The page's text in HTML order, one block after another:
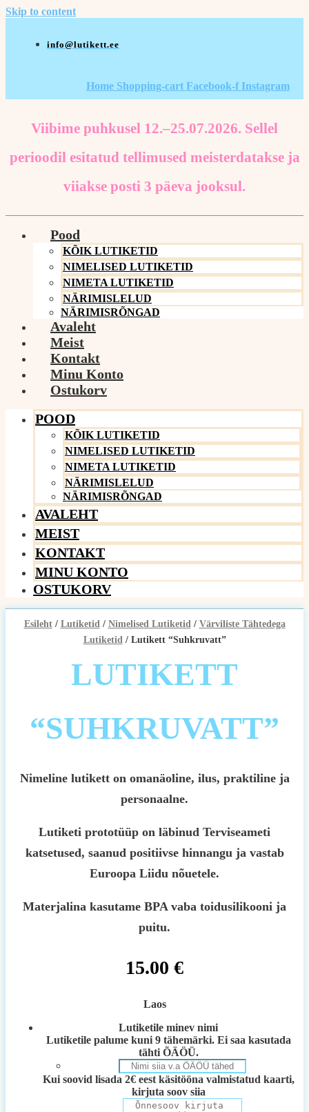
Skip to content
info@lutikett.ee
Home Shopping-cart Facebook-f Instagram
Viibime puhkusel 12.–25.07.2026. Sellel
perioodil esitatud tellimused meisterdatakse ja
viiakse posti 3 päeva jooksul.
Pood
KÕIK LUTIKETID
NIMELISED LUTIKETID
NIMETA LUTIKETID
NÄRIMISLELUD
NÄRIMISRÕNGAD
Avaleht
Meist
Kontakt
Minu Konto
Ostukorv
POOD
KÕIK LUTIKETID
NIMELISED LUTIKETID
NIMETA LUTIKETID
NÄRIMISLELUD
NÄRIMISRÕNGAD
AVALEHT
MEIST
KONTAKT
MINU KONTO
OSTUKORV
Esileht/ Lutiketid/ Nimelised Lutiketid/ Värviliste Tähtedega
Lutiketid/ Lutikett “Suhkruvatt”
LUTIKETT
“SUHKRUVATT”
Nimeline lutikett on omanäoline, ilus, praktiline ja
personaalne.
Lutiketi prototüüp on läbinud Terviseameti
katsetused, saanud positiivse hinnangu ja vastab
Euroopa Liidu nõuetele.
Materjalina kasutame BPA vaba toidusilikooni ja
puitu.
15.00 €
Laos
Lutiketile minev nimi
Lutiketile palume kuni 9 tähemärki. Ei saa kasutada
tähti ÕÄÖÜ.
Kui soovid lisada 2€ eest käsitööna valmistatud kaarti,
kirjuta soov siia